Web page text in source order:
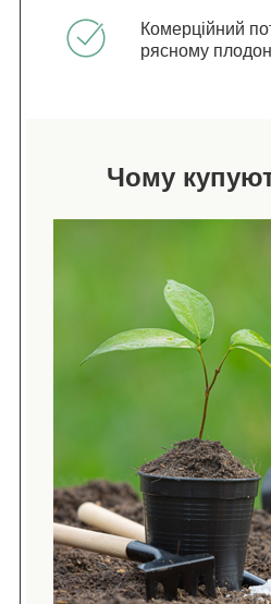
Комерційний
рясному
Чому